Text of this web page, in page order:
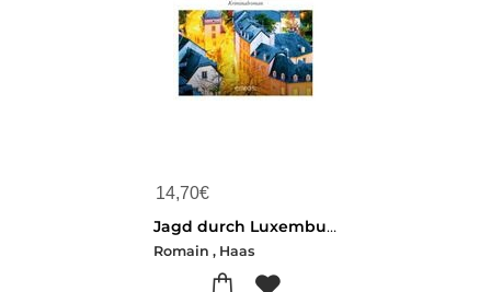
14,70€
Jagd durch Luxemburg
Romain , Haas